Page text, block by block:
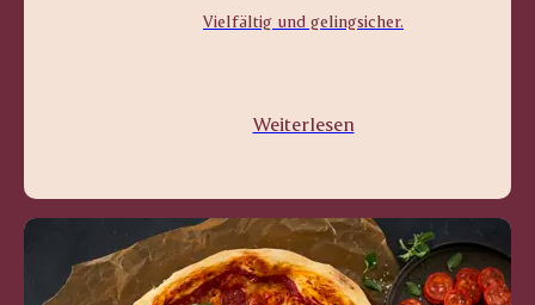
Vielfältig und gelingsicher.
Weiterlesen